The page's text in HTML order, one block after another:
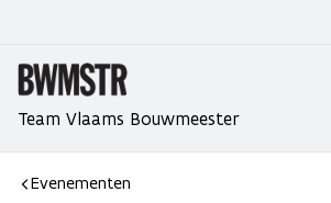
Team Vlaams Bouwmeester
Evenementen